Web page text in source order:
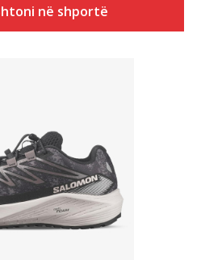
në shportë